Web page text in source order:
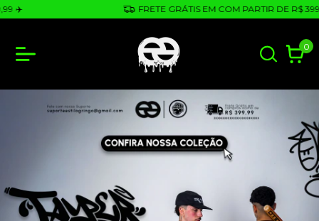
FRETE GRÁTIS EM COM PARTIR DE R$ 399,99 ✈️
0